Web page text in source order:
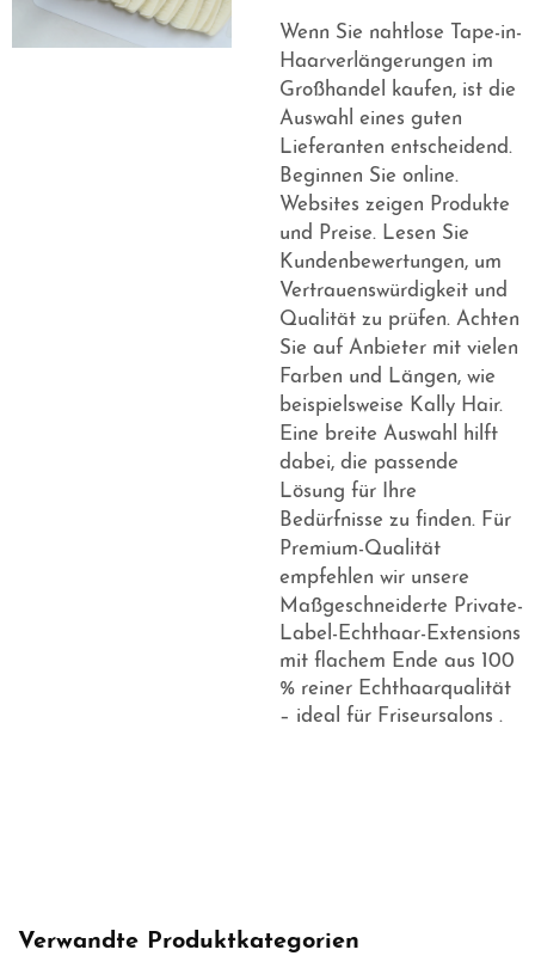
Wenn Sie nahtlose Tape-in-
Haarverlängerungen im
Großhandel kaufen, ist die
Auswahl eines guten
Lieferanten entscheidend.
Beginnen Sie online.
Websites zeigen Produkte
und Preise. Lesen Sie
Kundenbewertungen, um
Vertrauenswürdigkeit und
Qualität zu prüfen. Achten
Sie auf Anbieter mit vielen
Farben und Längen, wie
beispielsweise Kally Hair.
Eine breite Auswahl hilft
dabei, die passende
Lösung für Ihre
Bedürfnisse zu finden. Für
Premium-Qualität
empfehlen wir unsere
Maßgeschneiderte Private-
Label-Echthaar-Extensions
mit flachem Ende aus 100
% reiner Echthaarqualität
– ideal für Friseursalons .
Verwandte Produktkategorien